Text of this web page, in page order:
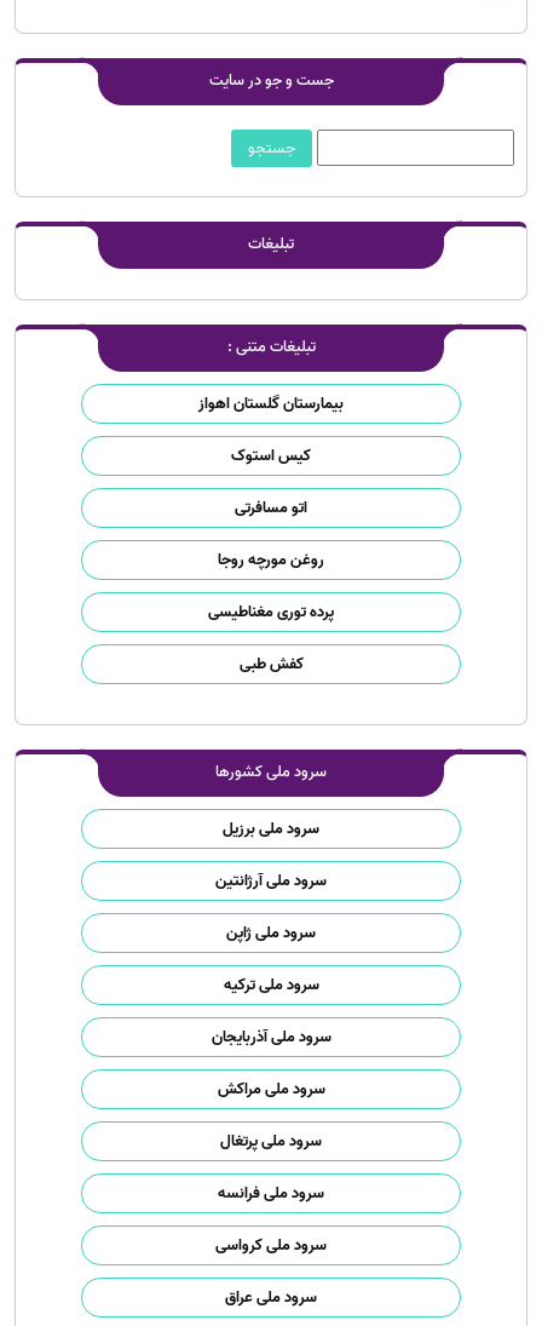
جست و جو در سایت
تبلیغات
تبلیغات متنی :
بیمارستان گلستان اهواز
کیس استوک
اتو مسافرتی
روغن مورچه روجا
پرده توری مغناطیسی
کفش طبی
سرود ملی کشورها
سرود ملی برزیل
سرود ملی آرژانتین
سرود ملی ژاپن
سرود ملی ترکیه
سرود ملی آذربایجان
سرود ملی مراکش
سرود ملی پرتغال
سرود ملی فرانسه
سرود ملی کرواسی
سرود ملی عراق